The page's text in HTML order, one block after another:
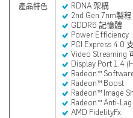
產品特色
RDNA 架構
2nd Gen 7nm製程
GDDR6 記憶體
Power Efficiency
PCI Express 4.0
Video Streaming
Display Port 1.4
Radeon™
Radeon™ Boost
Radeon™ Image
Radeon™ Anti-Lag
AMD FidelityFx